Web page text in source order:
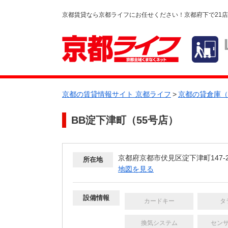
京都賃貸なら京都ライフにお任せください！京都府下で21
京都の賃貸情報サイト 京都ライフ >京都の貸倉庫
BB淀下津町（55号店）
所在地
京都府京都市伏見区淀下津町147-
地図を見る
設備情報 カードキー タ
換気システム セン